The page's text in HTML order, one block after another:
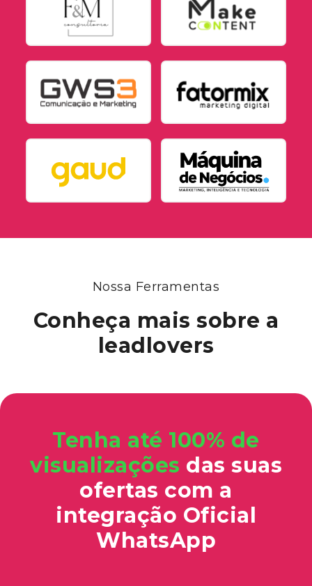
Nossa Ferramentas
Conheça mais sobre a
leadlovers
Tenha até 100% de
visualizações das suas
ofertas com a
integração Oficial
WhatsApp